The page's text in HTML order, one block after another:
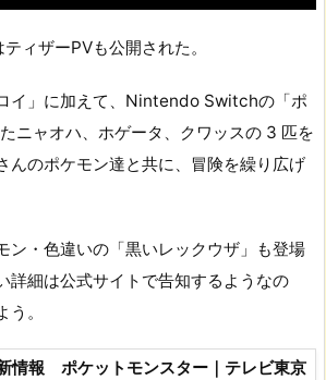
ィザーPVも公開された。
イ」に加えて、Nintendo Switchの「ポ
ニャオハ、ホゲータ、クワッスの 3 匹を
んのポケモン達と共に、冒険を繰り広げ
ン・色違いの「黒いレックウザ」も登場
詳細は公式サイトで告知するようなの
。
情報 ポケットモンスター｜テレビ東京